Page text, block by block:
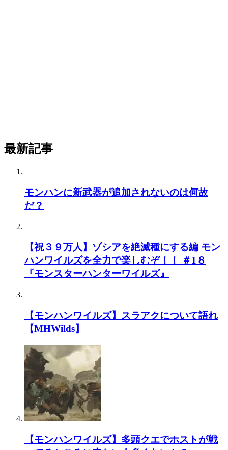
最新記事
モンハンに新武器が追加されないのは何故
だ？
【祝３９万人】ゾシアを絶滅種にする編 モン
ハンワイルズを全力で楽しむぞ！！ ＃1８
『モンスターハンターワイルズ』
【モンハンワイルズ】スラアクについて語れ
【MHWilds】
【モンハンワイルズ】多頭クエでホストが戦